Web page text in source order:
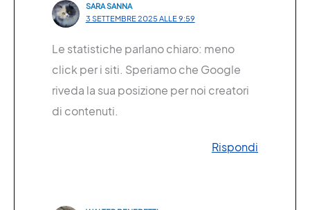
SARA SANNA
3 SETTEMBRE 2025 ALLE 9:59
Le statistiche parlano chiaro: meno
click per i siti. Speriamo che Google
riveda la sua posizione per noi creatori
di contenuti.
Rispondi